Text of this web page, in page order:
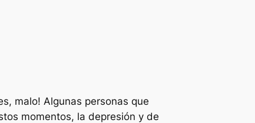
malo! Algunas personas que
momentos, la depresión y de